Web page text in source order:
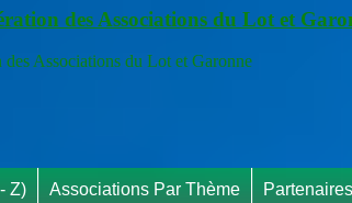
des Associations du Lot et
Associations du Lot et Garonne
Z) Associations Par Thème